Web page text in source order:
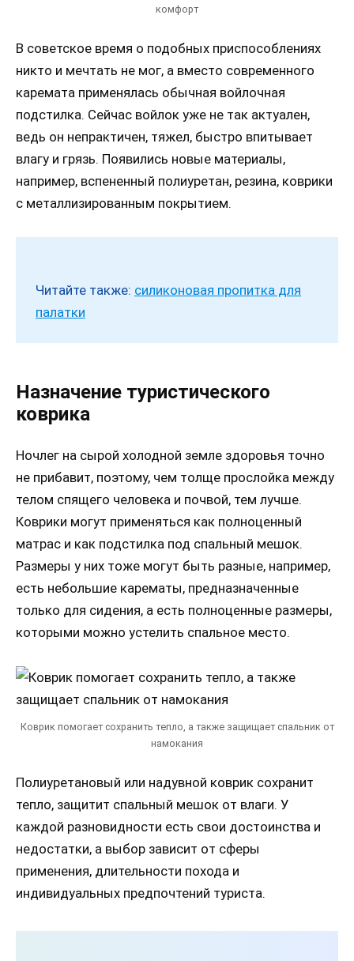
комфорт
В советское время о подобных приспособлениях
никто и мечтать не мог, а вместо современного
каремата применялась обычная войлочная
подстилка. Сейчас войлок уже не так актуален,
ведь он непрактичен, тяжел, быстро впитывает
влагу и грязь. Появились новые материалы,
например, вспененный полиуретан, резина, коврики
с металлизированным покрытием.
Читайте также: силиконовая пропитка для
палатки
Назначение туристического
коврика
Ночлег на сырой холодной земле здоровья точно
не прибавит, поэтому, чем толще прослойка между
телом спящего человека и почвой, тем лучше.
Коврики могут применяться как полноценный
матрас и как подстилка под спальный мешок.
Размеры у них тоже могут быть разные, например,
есть небольшие карематы, предназначенные
только для сидения, а есть полноценные размеры,
которыми можно устелить спальное место.
Коврик помогает сохранить тепло, а также защищает спальник от
намокания
Полиуретановый или надувной коврик сохранит
тепло, защитит спальный мешок от влаги. У
каждой разновидности есть свои достоинства и
недостатки, а выбор зависит от сферы
применения, длительности похода и
индивидуальных предпочтений туриста.